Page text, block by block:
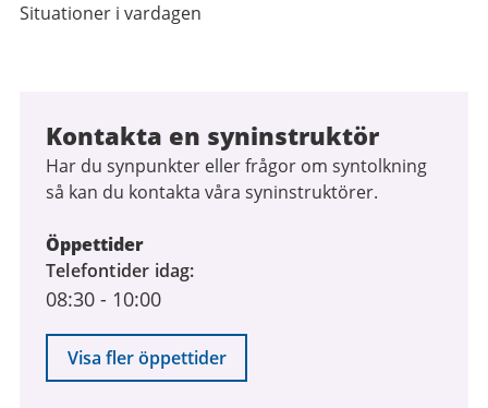
Situationer i vardagen
Kontakta en syninstruktör
Har du synpunkter eller frågor om syntolkning
så kan du kontakta våra syninstruktörer.
Öppettider
Telefontider idag
08:30 - 10:00
Visa fler öppettider